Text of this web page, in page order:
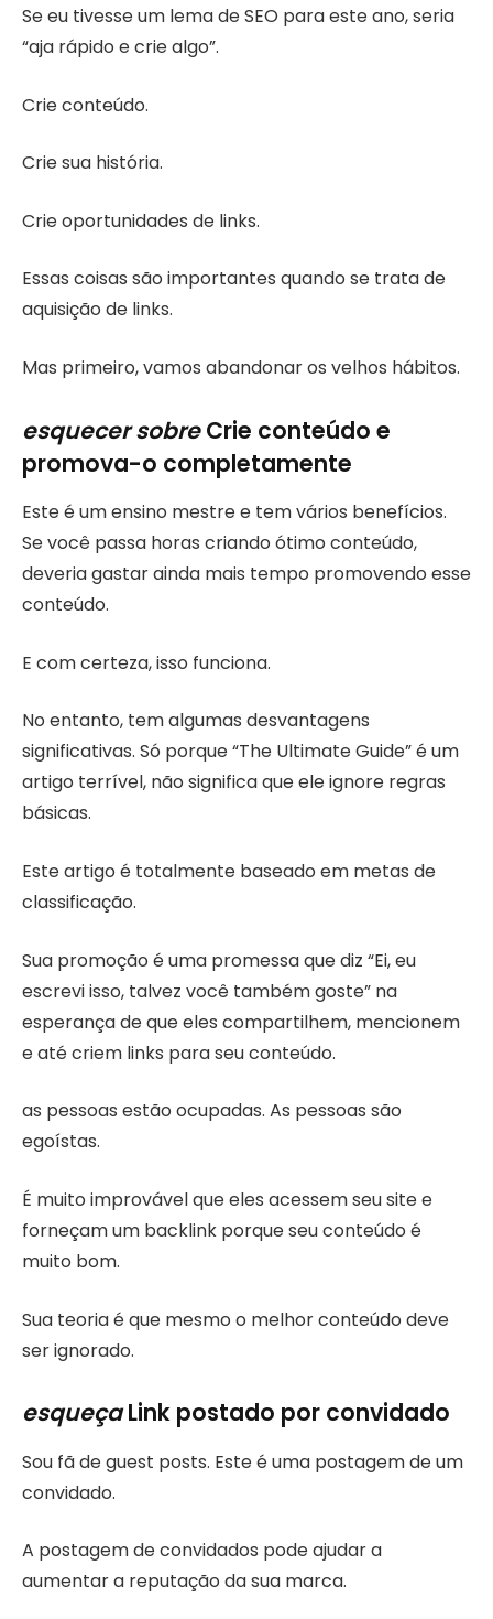
Se eu tivesse um lema de SEO para este ano, seria
“aja rápido e crie algo”.
Crie conteúdo.
Crie sua história.
Crie oportunidades de links.
Essas coisas são importantes quando se trata de
aquisição de links.
Mas primeiro, vamos abandonar os velhos hábitos.
esquecer sobreCrie conteúdo e
promova-o completamente
Este é um ensino mestre e tem vários benefícios.
Se você passa horas criando ótimo conteúdo,
deveria gastar ainda mais tempo promovendo esse
conteúdo.
E com certeza, isso funciona.
No entanto, tem algumas desvantagens
significativas. Só porque “The Ultimate Guide” é um
artigo terrível, não significa que ele ignore regras
básicas.
Este artigo é totalmente baseado em metas de
classificação.
Sua promoção é uma promessa que diz “Ei, eu
escrevi isso, talvez você também goste” na
esperança de que eles compartilhem, mencionem
e até criem links para seu conteúdo.
as pessoas estão ocupadas. As pessoas são
egoístas.
É muito improvável que eles acessem seu site e
forneçam um backlink porque seu conteúdo é
muito bom.
Sua teoria é que mesmo o melhor conteúdo deve
ser ignorado.
esqueçaLink postado por convidado
Sou fã de guest posts. Este é uma postagem de um
convidado.
A postagem de convidados pode ajudar a
aumentar a reputação da sua marca.